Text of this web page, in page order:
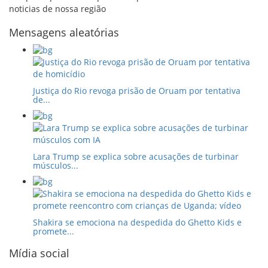
noticias de nossa região
Mensagens aleatórias
Justiça do Rio revoga prisão de Oruam por tentativa
de...
Lara Trump se explica sobre acusações de turbinar
músculos...
Shakira se emociona na despedida do Ghetto Kids e
promete...
Mídia social